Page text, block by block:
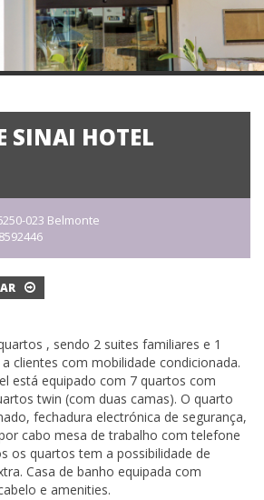
SINAI HOTEL
023 Belmonte
, sendo 2 suites familiares e 1
clientes com mobilidade condicionada.
está equipado com 7 quartos com
twin (com duas camas). O quarto
fechadura electrónica de segurança,
cabo mesa de trabalho com telefone
os quartos tem a possibilidade de
Casa de banho equipada com
e amenities.